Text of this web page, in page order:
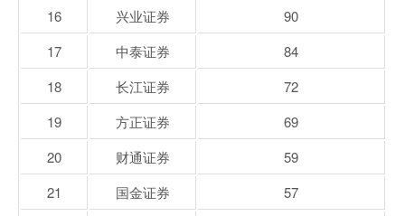
16 兴业证券
90
17
中泰证券
84
18
长江证券
72
19
方正证券
69
20
财通证券
59
21
国金证券
57